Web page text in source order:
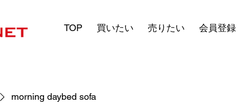
TOP 買いたい 売りたい 会員登録
morning daybed sofa